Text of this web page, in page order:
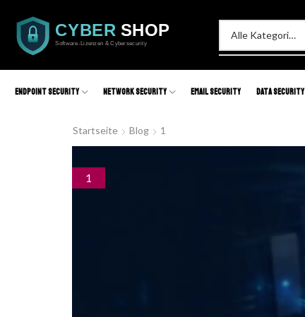
Endpoint Security Network Security Email Security Data Security
Startseite Blog 1
1